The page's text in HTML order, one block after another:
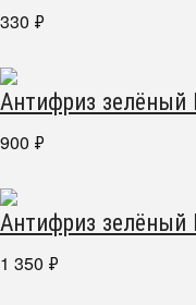
330 ₽
Антифриз
900 ₽
Антифриз
1 350 ₽